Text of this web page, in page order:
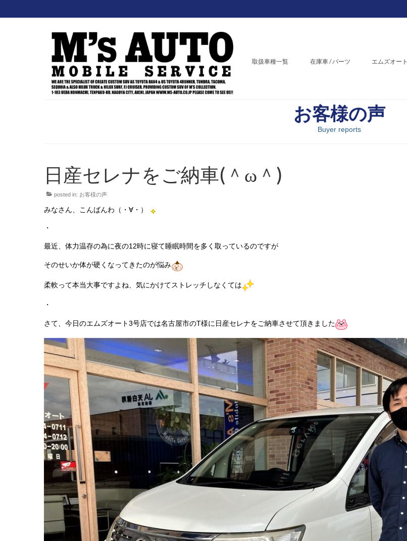
取扱車種一覧 在庫車 / パーツ エムズオート
お客様の声
Buyer reports
日産セレナをご納車(＾ω＾)
posted in: お客様の声
みなさん、こんばんわ（・∀・）
・
最近、体力温存の為に夜の12時に寝て睡眠時間を多く取っているのですが
そのせいか体が硬くなってきたのが悩み
柔軟って本当大事ですよね、気にかけてストレッチしなくては
・
さて、今日のエムズオート3号店では名古屋市のT様に日産セレナをご納車させて頂きました